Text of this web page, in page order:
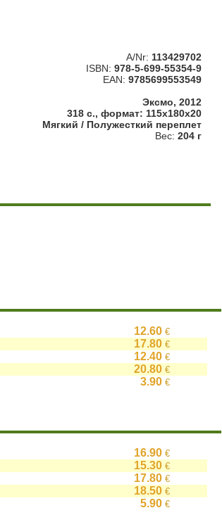
A/Nr: 113429702
ISBN: 978-5-699-55354-9
EAN: 9785699553549
Эксмо, 2012
318 с., формат: 115x180x20
Мягкий / Полужесткий переплет
Вес: 204 г
12.60€
17.80€
12.40€
20.80€
3.90€
16.90€
15.30€
17.80€
18.50€
5.90€